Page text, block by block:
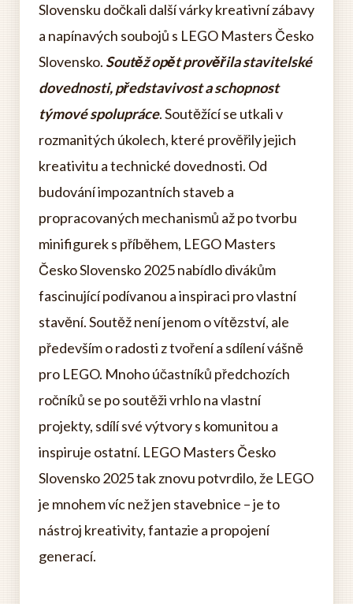
Slovensku dočkali další várky kreativní zábavy
a napínavých soubojů s LEGO Masters Česko
Slovensko. Soutěž opět prověřila stavitelské
dovednosti, představivost a schopnost
týmové spolupráce. Soutěžící se utkali v
rozmanitých úkolech, které prověřily jejich
kreativitu a technické dovednosti. Od
budování impozantních staveb a
propracovaných mechanismů až po tvorbu
minifigurek s příběhem, LEGO Masters
Česko Slovensko 2025 nabídlo divákům
fascinující podívanou a inspiraci pro vlastní
stavění. Soutěž není jenom o vítězství, ale
především o radosti z tvoření a sdílení vášně
pro LEGO. Mnoho účastníků předchozích
ročníků se po soutěži vrhlo na vlastní
projekty, sdílí své výtvory s komunitou a
inspiruje ostatní. LEGO Masters Česko
Slovensko 2025 tak znovu potvrdilo, že LEGO
je mnohem víc než jen stavebnice – je to
nástroj kreativity, fantazie a propojení
generací.